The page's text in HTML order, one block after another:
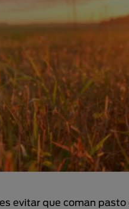
evitar que coman pasto